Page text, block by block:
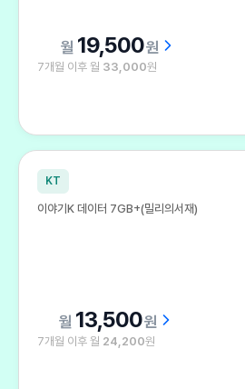
19,500원
7개월 이후 월 33,000원
KT
이야기K 데이터 7GB+(밀리의서재)
13,500원
7개월 이후 월 24,200원